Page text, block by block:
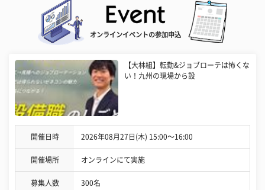
オンラインイベントの参加申込
【大林組】転勤&ジョブローテは怖くな
い！九州の現場から設
開催日時 2026年08月27日(木) 15:00〜16:00
開催場所 オンラインにて実施
募集人数 300名